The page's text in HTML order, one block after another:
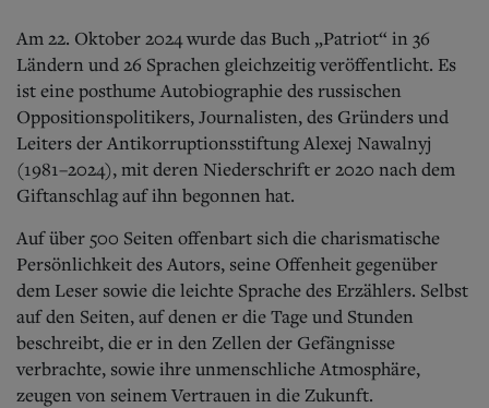
Start
Wer wir sind
Aktuelle Ausgabe
Abonnenten-Login
Abonnent werden
Abo Prämien
Archiv
Mediadaten
Kontakt
Impressum
Datenschutz
Am 22. Oktober 2024 wurde das Buch „Patriot“ in 36
Ländern und 26 Sprachen gleichzeitig veröffentlicht. Es
ist eine posthume Autobiographie des russischen
Oppositionspolitikers, Journalisten, des Gründers und
Leiters der Antikorruptionsstiftung Alexej Nawalnyj
(1981–2024), mit deren Niederschrift er 2020 nach dem
Giftanschlag auf ihn begonnen hat.
Auf über 500 Seiten offenbart sich die charismatische
Persönlichkeit des Autors, seine Offenheit gegenüber
dem Leser sowie die leichte Sprache des Erzählers. Selbst
auf den Seiten, auf denen er die Tage und Stunden
beschreibt, die er in den Zellen der Gefängnisse
verbrachte, sowie ihre unmenschliche Atmosphäre,
zeugen von seinem Vertrauen in die Zukunft.